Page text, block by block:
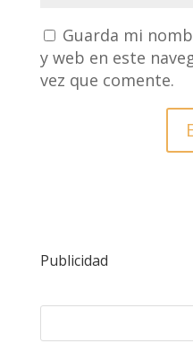
Guarda mi
y web en este
vez que comente.
Publicidad